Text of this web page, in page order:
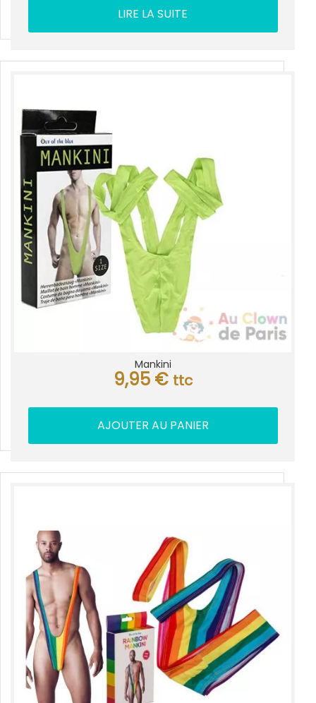
LIRE LA SUITE
Mankini
9,95 € ttc
AJOUTER AU PANIER